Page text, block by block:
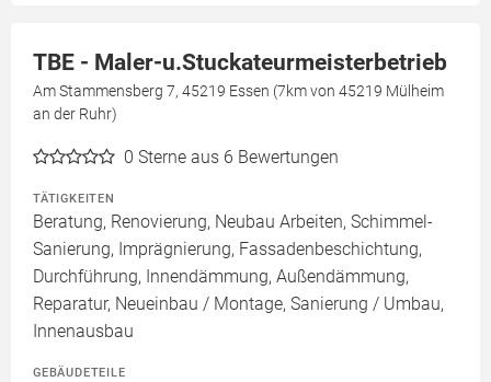
TBE - Maler-u.Stuckateurmeisterbetrieb
Am Stammensberg 7, 45219 Essen (7km von 45219 Mülheim
an der Ruhr)
0 Sterne aus 6 Bewertungen
TÄTIGKEITEN
Beratung, Renovierung, Neubau Arbeiten, Schimmel-
Sanierung, Imprägnierung, Fassadenbeschichtung,
Durchführung, Innendämmung, Außendämmung,
Reparatur, Neueinbau / Montage, Sanierung / Umbau,
Innenausbau
GEBÄUDETEILE